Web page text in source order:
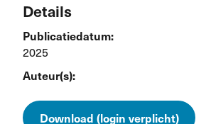
Details
Publicatiedatum:
2025
Auteur(s):
Download (login verplicht)